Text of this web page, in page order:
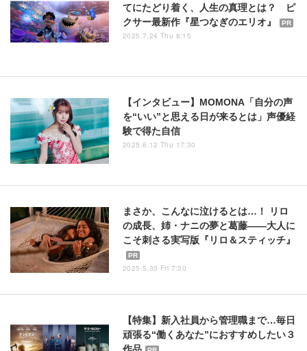
てにたどり着く、人生の真理とは？ ピ
クサー最新作『星つなぎのエリオ』
PR
2025.7.24 Thu 8:15
【インタビュー】MOMONA「自分の声
を“いい”と思える日が来るとは」声優経
験で得た自信
2025.6.12 Thu 17:30
まさか、こんなに泣けるとは…！ リロ
の成長、姉・ナニの夢と葛藤――大人に
こそ刺さる実写版『リロ＆スティッチ』
PR
2025.5.30 Fri 7:30
【特集】新入社員から管理職まで…毎日
頑張る“働くあなた”におすすめしたい３